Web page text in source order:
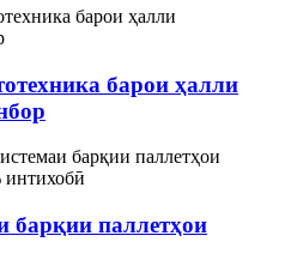
барои ҳалли
барқии паллетҳои